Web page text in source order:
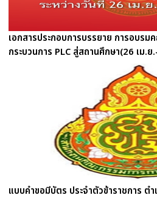
เอกสารประกอบการบรรยาย การอบรม
กระบวนการ PLC สู่สถานศึกษา(26 เม.
แบบคำขอมีบัตร ประจำตัวข้าราชการ ต